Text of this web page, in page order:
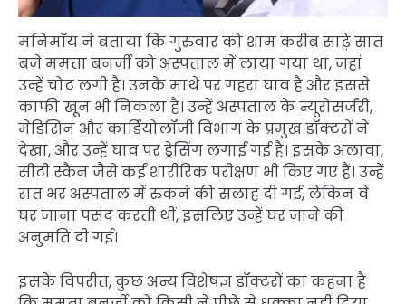
मनिमॉय ने बताया कि गुरुवार को शाम करीब साढ़े सात
बजे ममता बनर्जी को अस्पताल में लाया गया था, जहां
उन्हें चोट लगी है। उनके माथे पर गहरा घाव है और इससे
काफी खून भी निकला है। उन्हें अस्पताल के न्यूरोसर्जरी,
मेडिसिन और कार्डियोलॉजी विभाग के प्रमुख डॉक्टरों ने
देखा, और उन्हें घाव पर ड्रेसिंग लगाई गई है। इसके अलावा,
सीटी स्कैन जैसे कई शारीरिक परीक्षण भी किए गए हैं। उन्हें
रात भर अस्पताल में रुकने की सलाह दी गई, लेकिन वे
घर जाना पसंद करती थीं, इसलिए उन्हें घर जाने की
अनुमति दी गई।
इसके विपरीत, कुछ अन्य विशेषज्ञ डॉक्टरों का कहना है